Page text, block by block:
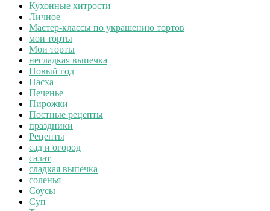
Кухонные хитрости
Личное
Мастер-классы по украшению тортов
мои торты
Мои торты
несладкая выпечка
Новый год
Пасха
Печенье
Пирожки
Постные рецепты
праздники
Рецепты
сад и огород
салат
сладкая выпечка
соленья
Соусы
Суп